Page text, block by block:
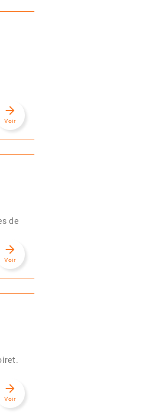
arrow_forward
Voir
de
arrow_forward
Voir
arrow_forward
Voir